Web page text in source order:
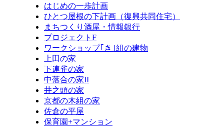
はじめの一歩計画
ひとつ屋根の下計画（復興共同住宅）
まちつくり酒屋・情報銀行
プロジェクトF
ワークショップ｢き｣組の建物
上田の家
下連雀の家
中落合の家II
井之頭の家
京都の木組の家
佐倉の平屋
保育園+マンション